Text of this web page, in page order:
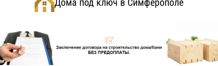
Дома под ключ в Симферополе